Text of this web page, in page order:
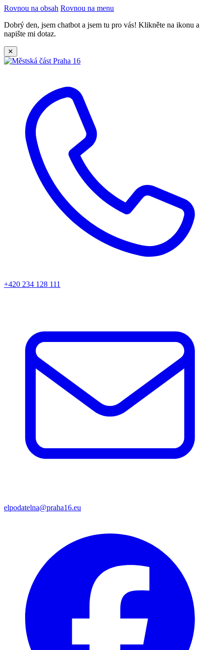
Rovnou na obsah Rovnou na menu
Dobrý den, jsem chatbot a jsem tu pro vás! Klikněte na ikonu a
napište mi dotaz.
✕
+420 234 128 111
elpodatelna@praha16.eu